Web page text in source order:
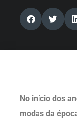
No início dos
modas da